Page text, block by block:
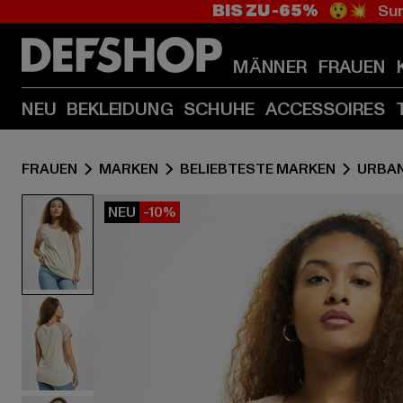
BIS ZU -65% 😲💥
MÄNNER FRAUEN
NEU BEKLEIDUNG SCHUHE ACCESSOIRES
FRAUEN MARKEN BELIEBTESTE MARKEN
NEU -10%